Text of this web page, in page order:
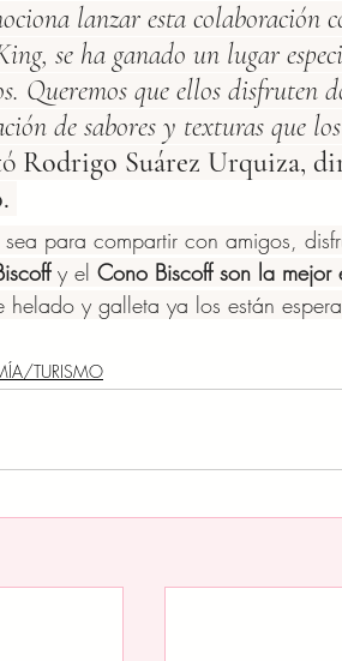
lanzar esta colaboración
se ha ganado un lugar
Queremos que ellos disfruten
de sabores y texturas que
Rodrigo Suárez Urquiza,
para compartir con amigos,
y el Cono Biscoff son la
helado y galleta ya los están
TURISMO